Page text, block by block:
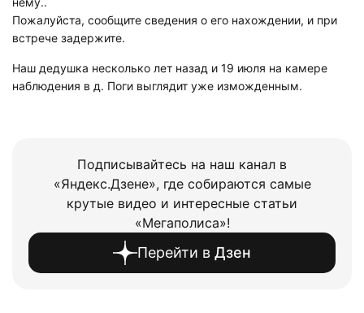
Пожалуйста, сообщите сведения о его нахождении, и при
встрече задержите.
Наш дедушка несколько лет назад и 19 июля на камере
наблюдения в д. Поги выглядит уже изможденным.
Подписывайтесь на наш канал в
«Яндекс.Дзене», где собираются самые
крутые видео и интересные статьи
«Мегаполиса»!
Перейти в Дзен